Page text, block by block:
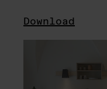
Download